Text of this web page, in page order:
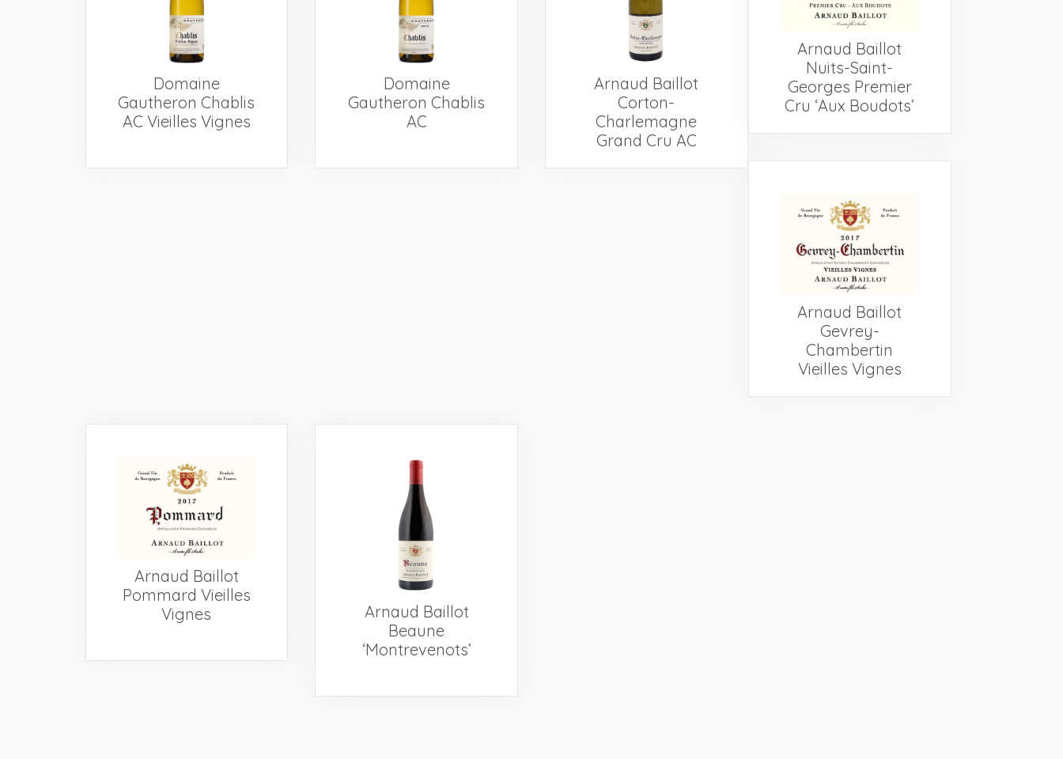
Domaine
Gautheron Chablis
AC Vieilles Vignes
Domaine
Gautheron Chablis
AC
Arnaud Baillot
Corton-
Charlemagne
Grand Cru AC
Arnaud Baillot
Nuits-Saint-
Georges Premier
Cru ‘Aux Boudots’
Arnaud Baillot
Gevrey-
Chambertin
Vieilles Vignes
Arnaud Baillot
Pommard Vieilles
Vignes
Arnaud Baillot
Beaune
‘Montrevenots’